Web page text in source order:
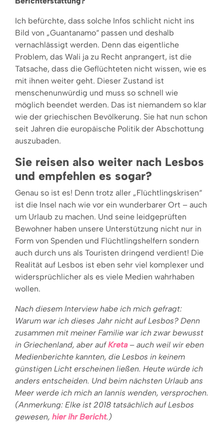
Ich befürchte, dass solche Infos schlicht nicht ins
Bild von „Guantanamo“ passen und deshalb
vernachlässigt werden. Denn das eigentliche
Problem, das Wali ja zu Recht anprangert, ist die
Tatsache, dass die Geflüchteten nicht wissen, wie es
mit ihnen weiter geht. Dieser Zustand ist
menschenunwürdig und muss so schnell wie
möglich beendet werden. Das ist niemandem so klar
wie der griechischen Bevölkerung. Sie hat nun schon
seit Jahren die europäische Politik der Abschottung
auszubaden.
Sie reisen also weiter nach Lesbos
und empfehlen es sogar?
Genau so ist es! Denn trotz aller „Flüchtlingskrisen“
ist die Insel nach wie vor ein wunderbarer Ort – auch
um Urlaub zu machen. Und seine leidgeprüften
Bewohner haben unsere Unterstützung nicht nur in
Form von Spenden und Flüchtlingshelfern sondern
auch durch uns als Touristen dringend verdient! Die
Realität auf Lesbos ist eben sehr viel komplexer und
widersprüchlicher als es viele Medien wahrhaben
wollen.
Nach diesem Interview habe ich mich gefragt:
Warum war ich dieses Jahr nicht auf Lesbos? Denn
zusammen mit meiner Familie war ich zwar bewusst
in Griechenland, aber aufKreta– auch weil wir eben
Medienberichte kannten, die Lesbos in keinem
günstigen Licht erscheinen ließen. Heute würde ich
anders entscheiden. Und beim nächsten Urlaub ans
Meer werde ich mich an Iannis wenden, versprochen.
(Anmerkung: Elke ist 2018 tatsächlich auf Lesbos
gewesen, hier ihr Bericht.)